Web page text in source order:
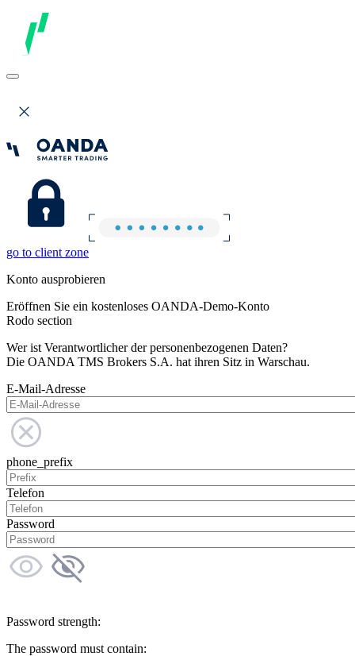
go to client zone
Konto ausprobieren
Eröffnen Sie ein kostenloses OANDA-Demo-Konto
Rodo section
Wer ist Verantwortlicher der personenbezogenen Daten?
Die OANDA TMS Brokers S.A. hat ihren Sitz in Warschau.
E-Mail-Adresse
phone_prefix
Telefon
Password
Password strength:
The password must contain: